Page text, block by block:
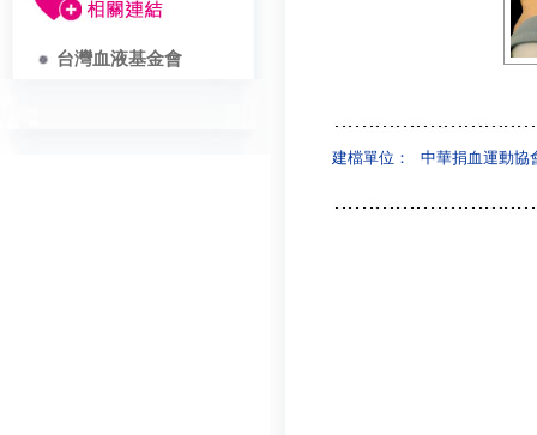
台灣血液基金會
建檔單位： 中華捐血運動協